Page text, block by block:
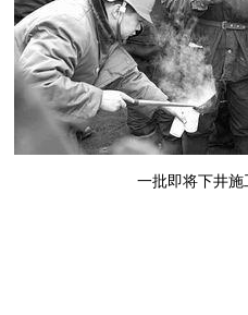
一批即将下井